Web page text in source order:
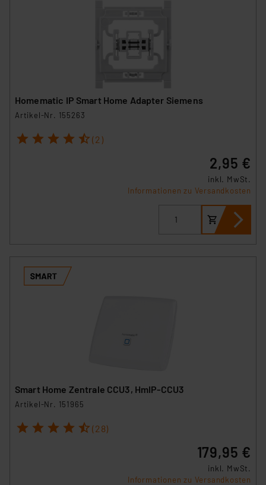
Homematic IP Smart Home Adapter Siemens
Artikel-Nr. 155263
1 2 3 4 5 (2)
2,95 €
inkl. MwSt.
Informationen zu Versandkosten
Smart Home Zentrale CCU3, HmIP-CCU3
Artikel-Nr. 151965
1 2 3 4 5 (28)
179,95 €
inkl. MwSt.
Informationen zu Versandkosten